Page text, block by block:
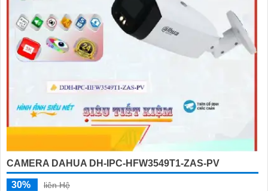
CAMERA DAHUA DH-IPC-HFW3549T1-ZAS-PV
30%
liên Hệ